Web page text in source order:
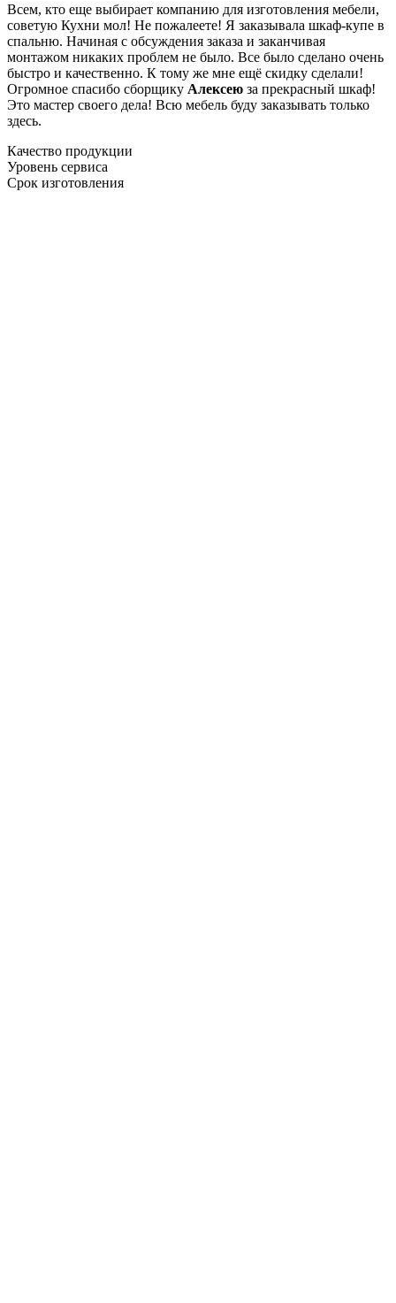
Всем, кто еще выбирает компанию для изготовления мебели,
советую Кухни мол! Не пожалеете! Я заказывала шкаф-купе в
спальню. Начиная с обсуждения заказа и заканчивая
монтажом никаких проблем не было. Все было сделано очень
быстро и качественно. К тому же мне ещё скидку сделали!
Огромное спасибо сборщику Алексею за прекрасный шкаф!
Это мастер своего дела! Всю мебель буду заказывать только
здесь.
Качество продукции
Уровень сервиса
Срок изготовления